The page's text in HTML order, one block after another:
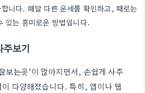
니다. 매달 다른 운세를 확인하고, 때로는
있는 흥미로운 방법입니다.
보기
보는곳’이 많아지면서, 손쉽게 사주
다양해졌습니다. 특히, 앱이나 웹